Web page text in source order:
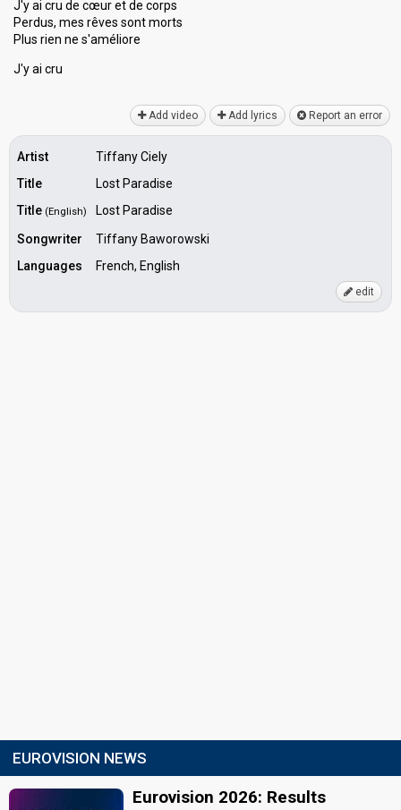
J'y ai cru de cœur et de corps
Perdus, mes rêves sont morts
Plus rien ne ѕ'améliore
J'y аi cru
Add video Add lyrics Report an error
Artist
Tiffany Ciely
Title
Lost Paradise
Title (English)
Lost Paradise
Songwriter
Tiffany Baworowski
Languages
French, English
edit
EUROVISION NEWS
Eurovision 2026: Results